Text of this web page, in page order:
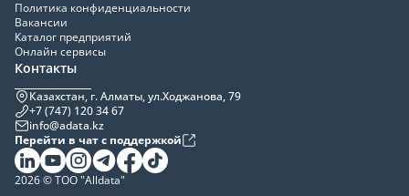
Политика конфиденциальности
Вакансии
Каталог предприятий
Онлайн сервисы
Контакты
Казахстан, г. Алматы, ул.Ходжанова, 79
+7 (747) 120 34 67
info@adata.kz
Перейти в чат с поддержкой
2026 © ТОО "Alldata"